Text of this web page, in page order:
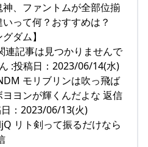
神、ファントムが全部位揃
って何？おすすめは？
ダム】
連記事は見つかりませんで
:投稿日：2023/06/14(水)
モリブリンは吹っ飛ば
ヨンが輝くんだよな 返信
：2023/06/13(火)
リト剣って振るだけなら